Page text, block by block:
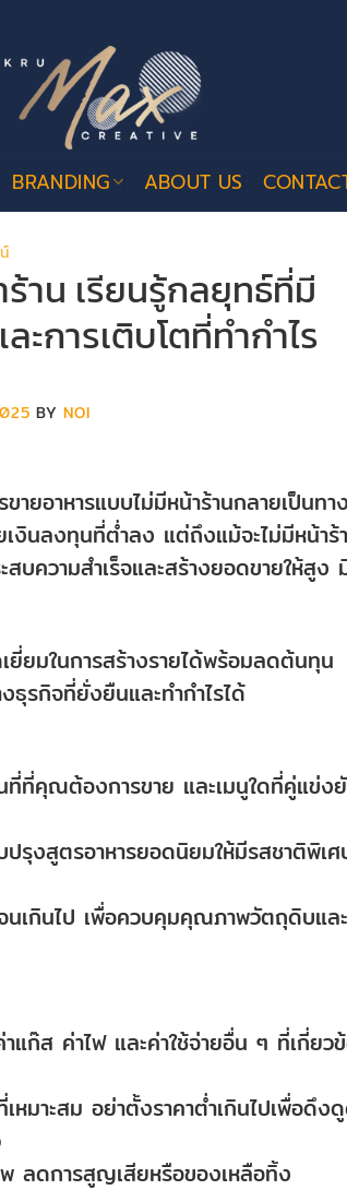
BRANDING ABOUT US
าน เรียนรู้กลยุทธ์ที่มี
การเติบโตที่ทำกำไร
BYNOI
ายอาหารแบบไม่มีหน้าร้านกลายเป็นทาง
งินลงทุนที่ต่ำลง แต่ถึงแม้จะไม่มีหน้าร้
บความสำเร็จและสร้างยอดขายให้สูง
ยี่ยมในการสร้างรายได้พร้อมลดต้นทุน
รกิจที่ยั่งยืนและทำกำไรได้
ที่ที่คุณต้องการขาย และเมนูใดที่คู่แข่ง
รุงสูตรอาหารยอดนิยมให้มีรสชาติพิเ
นเกินไป เพื่อควบคุมคุณภาพวัตถุดิบและ
ส ค่าไฟ และค่าใช้จ่ายอื่น ๆ ที่เกี่ยว
หมาะสม อย่าตั้งราคาต่ำเกินไปเพื่อดึง
ลดการสูญเสียหรือของเหลือทิ้ง